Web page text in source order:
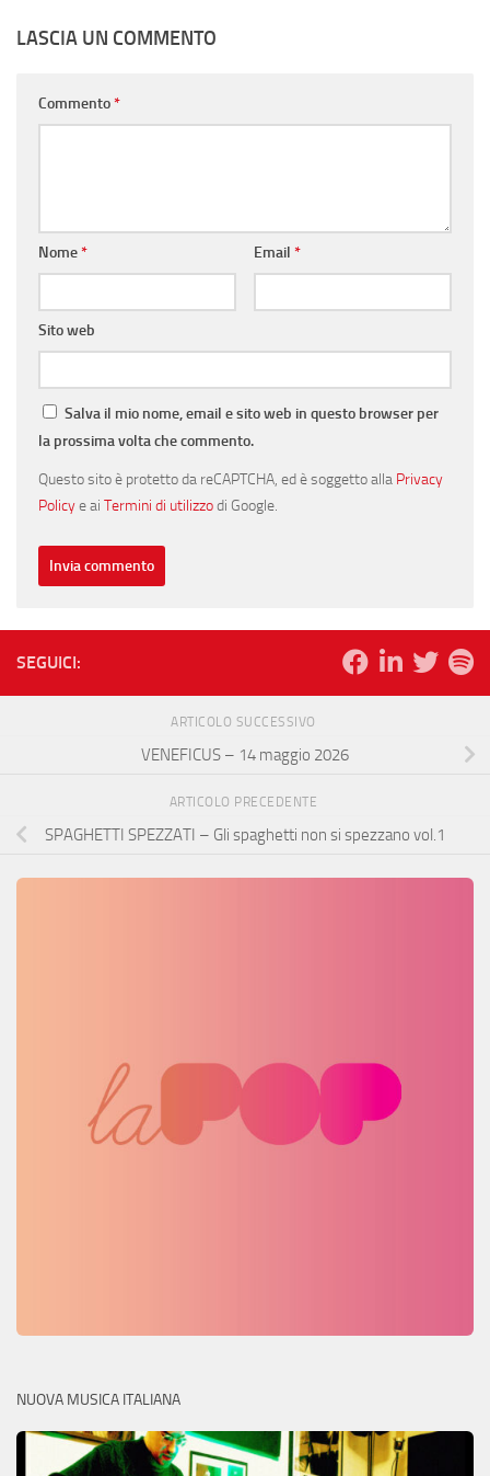
LASCIA UN COMMENTO
Commento*
Nome* Email *
Sito web
Salva il mio nome, email e sito web in questo browser per
la prossima volta che commento.
Questo sito è protetto da reCAPTCHA, ed è soggetto alla Privacy
Policye ai Termini di utilizzodi Google.
SEGUICI:
ARTICOLO SUCCESSIVO
VENEFICUS – 14 maggio 2026
ARTICOLO PRECEDENTE
SPAGHETTI SPEZZATI – Gli spaghetti non si spezzano vol.1
NUOVA MUSICA ITALIANA